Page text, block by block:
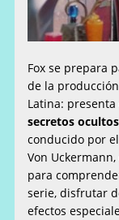
Fox se prepara
de la
Latina:
secretos
conducido por
Von
para
serie, disfrutar
efectos